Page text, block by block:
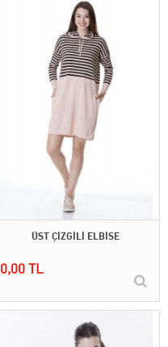
ÜST ÇİZGİLİ ELBİSE
0,00 TL